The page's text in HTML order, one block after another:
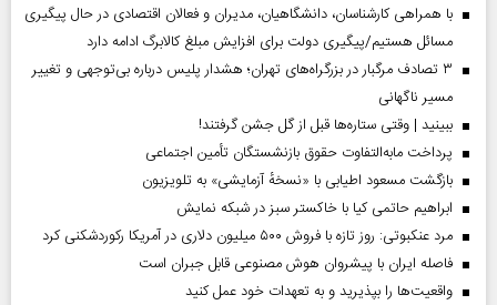
با همراهی کارشناسان، دانشگاهیان، مدیران و فعالان اقتصادی در حال پیگیری
مسائل هستیم/پیگیری دولت برای افزایش مبلغ کالابرگ ادامه دارد
۳ تصادف مرگبار در بزرگراه‌های تهران؛ هشدار پلیس درباره بی‌توجهی و تغییر
مسیر ناگهانی
ببینید | وقتی ستاره‌ها قبل از گل جشن گرفتند!
پرداخت مابه‌التفاوت حقوق بازنشستگان تأمین اجتماعی
بازگشت مسعود اطیابی با «نسخهٔ آزمایشی» به تلویزیون
ابراهیم حاتمی کیا با خاکستر سبز در شبکه نمایش
مرد عنکبوتی: روز تازه با فروش ۵۰۰ میلیون دلاری در آمریکا رکوردشکنی کرد
فاصله ایران با پیشرو‌ان هوش مصنوعی قابل جبران است
واقعیت‌ها را بپذیرید و به تعهدات خود عمل کنید